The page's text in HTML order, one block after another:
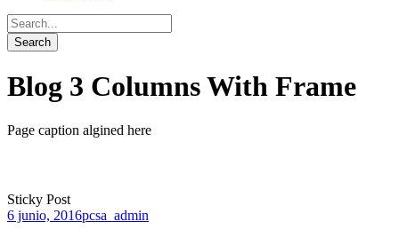
Blog 3 Columns With Frame
Page caption algined here
Sticky Post
6 junio, 2016pcsa_admin